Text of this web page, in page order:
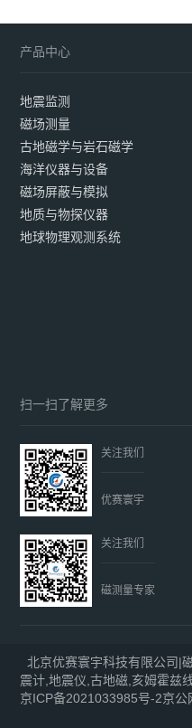
产品中心
地震监测
磁场测量
古地磁学与岩石磁学
海洋仪器与设备
磁场屏蔽与模拟
地质与物探仪器
地球物理观测系统
扫一扫了解更多
关注我们
优赛寰宇
关注我们
磁测量专家
北京优赛寰宇科技有限公司|
震计,地震仪,古地磁,亥姆霍兹
京ICP备2021033985号-2京公